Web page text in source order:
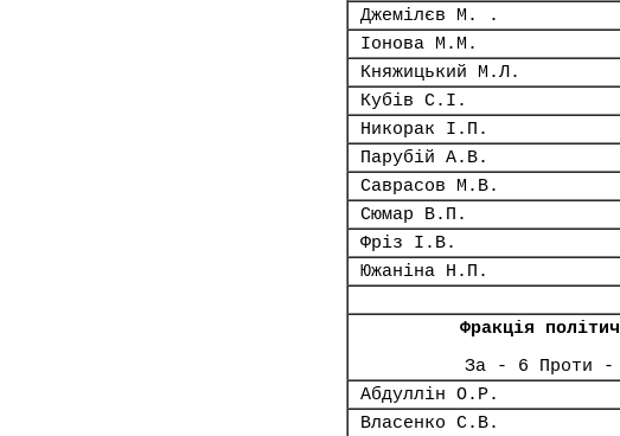
Джемілєв М. .
Іонова М.М.
Княжицький М.Л.
Кубів С.І.
Никорак І.П.
Парубій А.В.
Саврасов М.В.
Сюмар В.П.
Фріз І.В.
Южаніна Н.П.
Фракція
За - 6 Проти -
Абдуллін О.Р.
Власенко С.В.